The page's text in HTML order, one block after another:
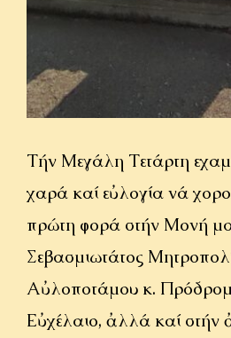
Τήν Μεγάλη Τετάρτη
χαρά καί εὐλογία νά
πρώτη φορά στήν Μονή
Σεβασμιωτάτος
Αὐλοποτάμου κ.
Εὐχέλαιο, ἀλλά καί στήν